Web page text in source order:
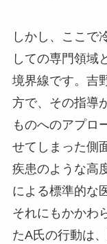
しかし、ここで
しての専門領域
境界線です。吉
方で、その指導
ものへのアプロ
せてしまった側
疾患のような高
による標準的な
それにもかかわ
たA氏の行動は